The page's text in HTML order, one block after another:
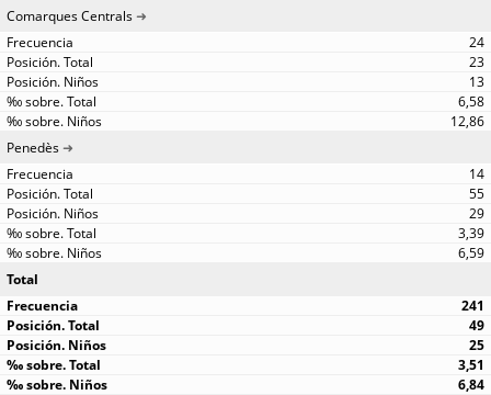
Comarques Centrals
24
23
13
6,58
12,86
Penedès
14
55
29
3,39
6,59
Total
241
49
25
3,51
6,84